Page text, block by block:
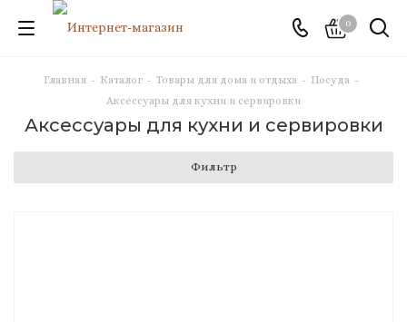
0
Главная - Каталог - Товары для дома и отдыха - Посуда -
Аксессуары для кухни и сервировки
Аксессуары для кухни и сервировки
Фильтр